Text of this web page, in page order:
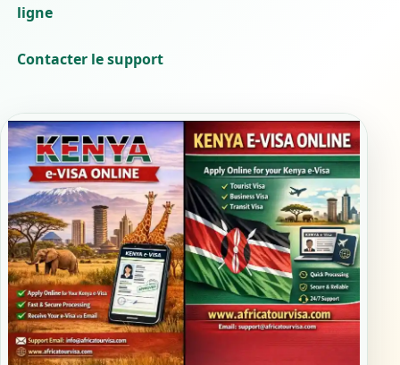
ligne
Contacter le support